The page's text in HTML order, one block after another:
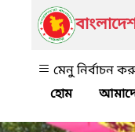
মেনু নির্বাচন